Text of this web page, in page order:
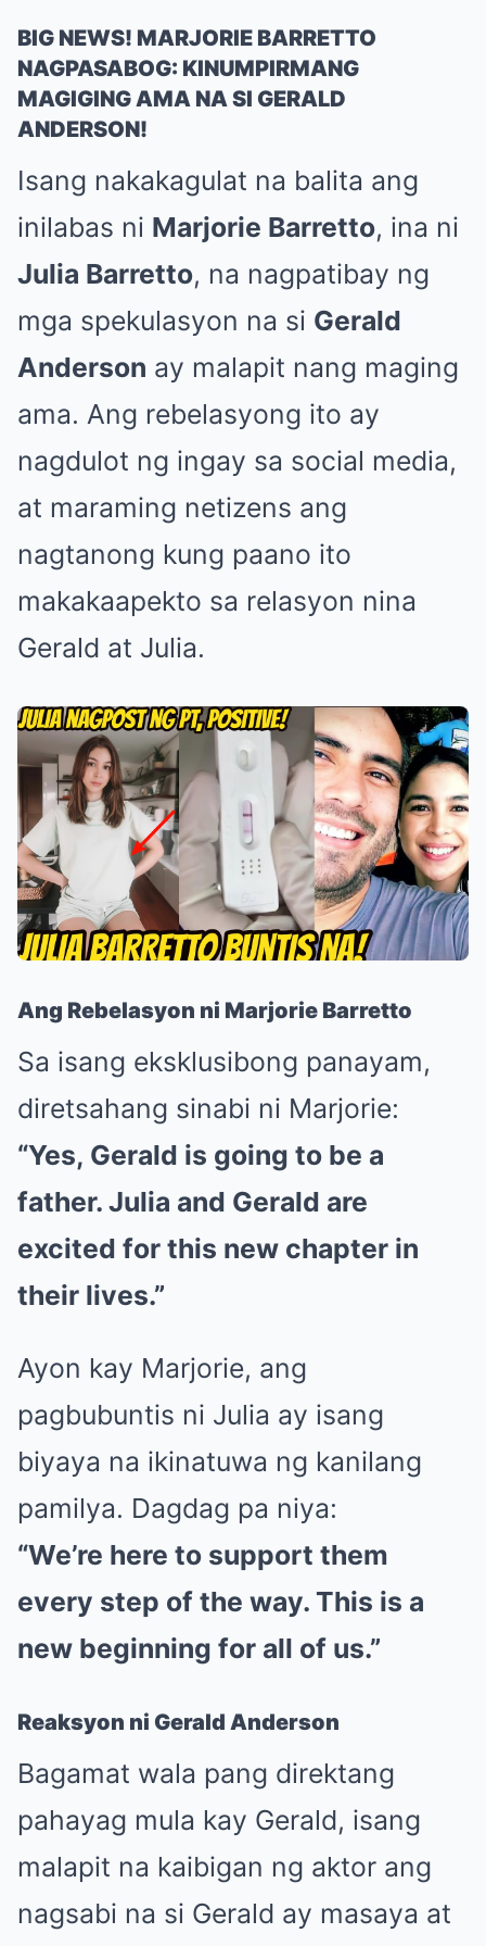
BIG NEWS! MARJORIE BARRETTO
NAGPASABOG: KINUMPIRMANG
MAGIGING AMA NA SI GERALD
ANDERSON!
Isang nakakagulat na balita ang
inilabas ni Marjorie Barretto, ina ni
Julia Barretto, na nagpatibay ng
mga spekulasyon na si Gerald
Anderson ay malapit nang maging
ama. Ang rebelasyong ito ay
nagdulot ng ingay sa social media,
at maraming netizens ang
nagtanong kung paano ito
makakaapekto sa relasyon nina
Gerald at Julia.
Ang Rebelasyon ni Marjorie Barretto
Sa isang eksklusibong panayam,
diretsahang sinabi ni Marjorie:
“Yes, Gerald is going to be a
father. Julia and Gerald are
excited for this new chapter in
their lives.”
Ayon kay Marjorie, ang
pagbubuntis ni Julia ay isang
biyaya na ikinatuwa ng kanilang
pamilya. Dagdag pa niya:
“We’re here to support them
every step of the way. This is a
new beginning for all of us.”
Reaksyon ni Gerald Anderson
Bagamat wala pang direktang
pahayag mula kay Gerald, isang
malapit na kaibigan ng aktor ang
nagsabi na si Gerald ay masaya at